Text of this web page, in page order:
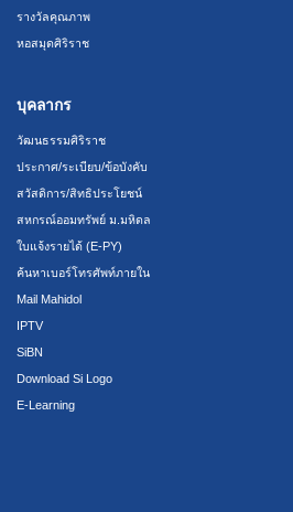
รางวัลคุณภาพ
หอสมุดศิริราช
บุคลากร
วัฒนธรรมศิริราช
ประกาศ/ระเบียบ/ข้อบังคับ
สวัสดิการ/สิทธิประโยชน์
สหกรณ์ออมทรัพย์ ม.มหิดล
ใบแจ้งรายได้ (E-PY)
ค้นหาเบอร์โทรศัพท์ภายใน
Mail Mahidol
IPTV
SiBN
Download Si Logo
E-Learning